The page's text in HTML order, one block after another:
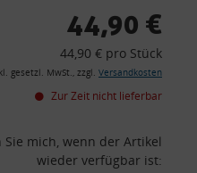
44,90 €
44,90 € pro Stück
gesetzl. MwSt., zzgl. Versandkosten
Zur Zeit nicht lieferbar
mich, wenn der Artikel
wieder verfügbar ist: